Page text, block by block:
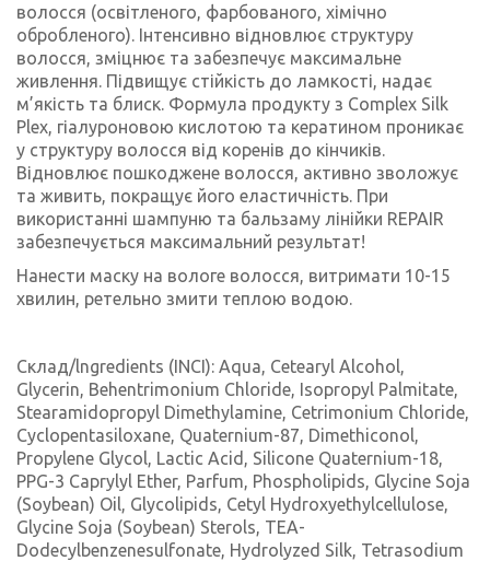
волосся (освітленого, фарбованого, хімічно
обробленого). Інтенсивно відновлює структуру
волосся, зміцнює та забезпечує максимальне
живлення. Підвищує стійкість до ламкості, надає
м’якість та блиск. Формула продукту з Сomplex Silk
Plex, гіалуроновою кислотою та кератином проникає
у структуру волосся від коренів до кінчиків.
Відновлює пошкоджене волосся, активно зволожує
та живить, покращує його еластичність. При
використанні шампуню та бальзаму лінійки REPAIR
забезпечується максимальний результат!
Нанести маску на вологе волосся, витримати 10-15
хвилин, ретельно змити теплою водою.
Cклaд/lngredients (INCI): Aqua, Cetearyl Alcohol,
Glycerin, Behentrimonium Chloride, Isopropyl Palmitate,
Stearamidopropyl Dimethylamine, Cetrimonium Chloride,
Cyclopentasiloxane, Quaternium-87, Dimethiconol,
Propylene Glycol, Lactic Acid, Silicone Quaternium-18,
PPG-3 Caprylyl Ether, Parfum, Phospholipids, Glycine Soja
(Soybean) Oil, Glycolipids, Cetyl Hydroxyethylcellulose,
Glycine Soja (Soybean) Sterols, TEA-
Dodecylbenzenesulfonate, Hydrolyzed Silk, Tetrasodium